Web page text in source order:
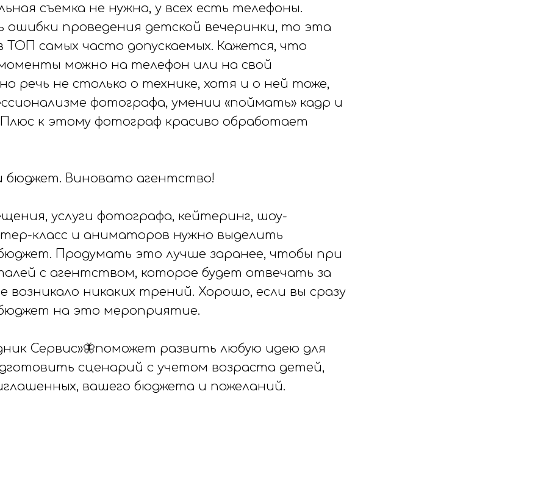
съемка не нужна, у всех есть телефоны.
ошибки проведения детской вечеринки, то эта
ТОП самых часто допускаемых. Кажется, что
можно на телефон или на свой
речь не столько о технике, хотя и о ней тоже,
фотографа, умении «поймать» кадр и
к этому фотограф красиво обработает
бюджет. Виновато агентство!
услуги фотографа, кейтеринг, шоу-
класс и аниматоров нужно выделить
Продумать это лучше заранее, чтобы при
с агентством, которое будет отвечать за
возникало никаких трений. Хорошо, если вы сразу
на это мероприятие.
Сервис»🦋поможет развить любую идею для
сценарий с учетом возраста детей,
вашего бюджета и пожеланий.